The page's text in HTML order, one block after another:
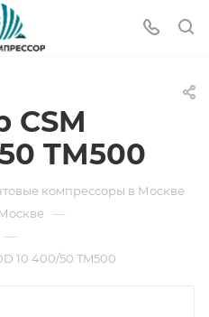
CSM
TM500
компрессоры в Москве
—
—
10 400/50 TM500